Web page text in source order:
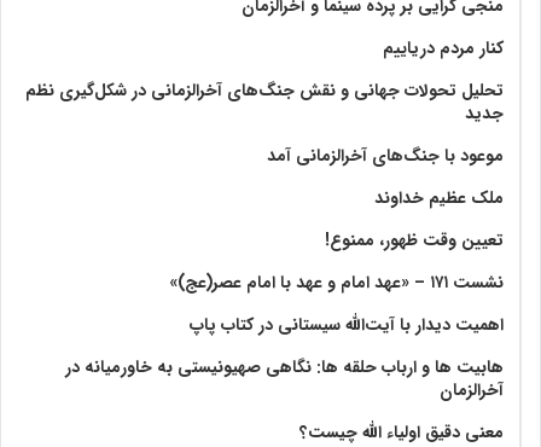
منجی گرایی بر پرده سینما و آخرالزمان
کنار مردم دریاییم
تحلیل تحولات جهانی و نقش جنگ‌های آخرالزمانی در شکل‌گیری نظم
جدید
موعود با جنگ‌های آخرالزمانی آمد
ملک عظیم خداوند
تعیین وقت ظهور، ممنوع!
نشست ۱۷۱ – «عهد امام و عهد با امام عصر(عج)»
اهمیت دیدار با آیت‌الله سیستانی در کتاب پاپ
هابیت ها و ارباب حلقه ها: نگاهی صهیونیستی به خاورمیانه در
آخرالزمان
معنی دقیق اولیاء الله چیست؟